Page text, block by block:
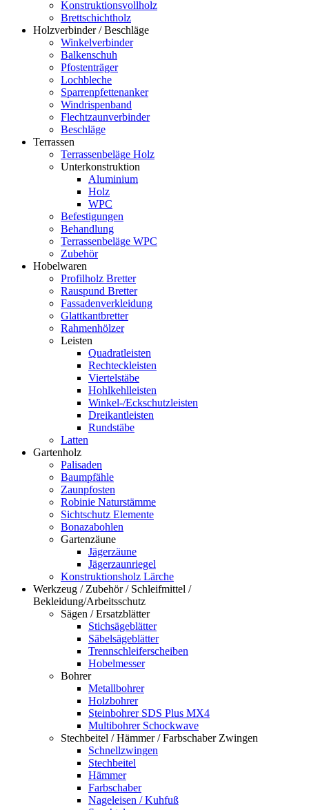
Konstruktionsvollholz
Brettschichtholz
Holzverbinder / Beschläge
Winkelverbinder
Balkenschuh
Pfostenträger
Lochbleche
Sparrenpfettenanker
Windrispenband
Flechtzaunverbinder
Beschläge
Terrassen
Terrassenbeläge Holz
Unterkonstruktion
Aluminium
Holz
WPC
Befestigungen
Behandlung
Terrassenbeläge WPC
Zubehör
Hobelwaren
Profilholz Bretter
Rauspund Bretter
Fassadenverkleidung
Glattkantbretter
Rahmenhölzer
Leisten
Quadratleisten
Rechteckleisten
Viertelstäbe
Hohlkehlleisten
Winkel-/Eckschutzleisten
Dreikantleisten
Rundstäbe
Latten
Gartenholz
Palisaden
Baumpfähle
Zaunpfosten
Robinie Naturstämme
Sichtschutz Elemente
Bonazabohlen
Gartenzäune
Jägerzäune
Jägerzaunriegel
Konstruktionsholz Lärche
Werkzeug / Zubehör / Schleifmittel /
Bekleidung/Arbeitsschutz
Sägen / Ersatzblätter
Stichsägeblätter
Säbelsägeblätter
Trennschleiferscheiben
Hobelmesser
Bohrer
Metallbohrer
Holzbohrer
Steinbohrer SDS Plus MX4
Multibohrer Schockwave
Stechbeitel / Hämmer / Farbschaber Zwingen
Schnellzwingen
Stechbeitel
Hämmer
Farbschaber
Nageleisen / Kuhfuß